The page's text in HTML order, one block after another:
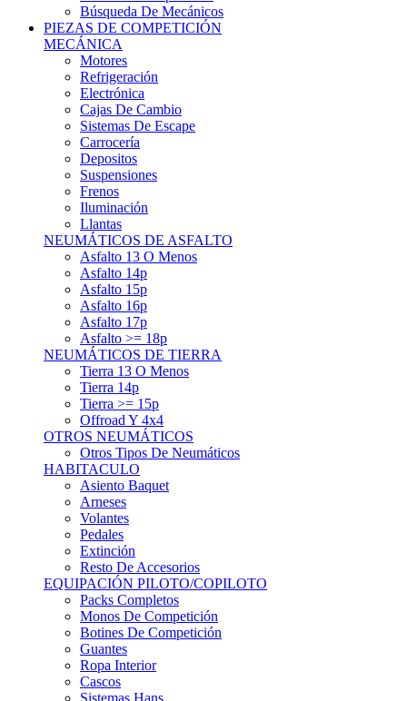
Búsqueda De Mecánicos
PIEZAS DE COMPETICIÓN
MECÁNICA
Motores
Refrigeración
Electrónica
Cajas De Cambio
Sistemas De Escape
Carrocería
Depositos
Suspensiones
Frenos
Iluminación
Llantas
NEUMÁTICOS DE ASFALTO
Asfalto 13 O Menos
Asfalto 14p
Asfalto 15p
Asfalto 16p
Asfalto 17p
Asfalto >= 18p
NEUMÁTICOS DE TIERRA
Tierra 13 O Menos
Tierra 14p
Tierra >= 15p
Offroad Y 4x4
OTROS NEUMÁTICOS
Otros Tipos De Neumáticos
HABITACULO
Asiento Baquet
Arneses
Volantes
Pedales
Extinción
Resto De Accesorios
EQUIPACIÓN PILOTO/COPILOTO
Packs Completos
Monos De Competición
Botines De Competición
Guantes
Ropa Interior
Cascos
Sistemas Hans